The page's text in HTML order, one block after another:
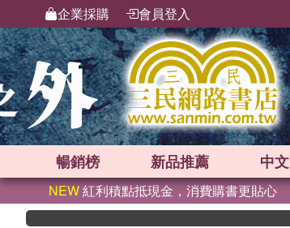
企業採購 會員登入
暢銷榜 新品推薦 中文
NEW紅利積點抵現金，消費購書更貼心